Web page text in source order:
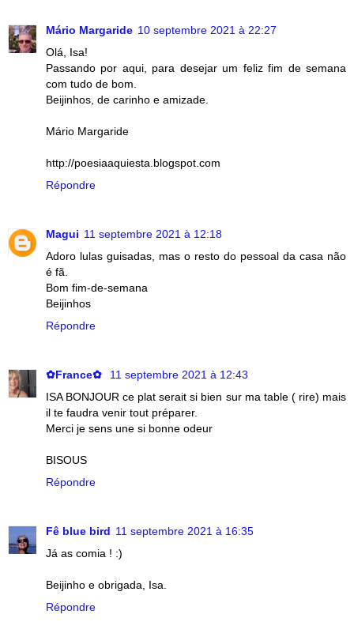
Mário Margaride 10 septembre 2021 à 22:27
Olá, Isa!
Passando por aqui, para desejar um feliz fim de semana
com tudo de bom.
Beijinhos, de carinho e amizade.
Mário Margaride
http://poesiaaquiesta.blogspot.com
Répondre
Magui 11 septembre 2021 à 12:18
Adoro lulas guisadas, mas o resto do pessoal da casa não
é fã.
Bom fim-de-semana
Beijinhos
Répondre
✿France✿
11 septembre 2021 à 12:43
ISA BONJOUR ce plat serait si bien sur ma table ( rire) mais
il te faudra venir tout préparer.
Merci je sens une si bonne odeur
BISOUS
Répondre
Fê blue bird 11 septembre 2021 à 16:35
Já as comia ! :)
Beijinho e obrigada, Isa.
Répondre